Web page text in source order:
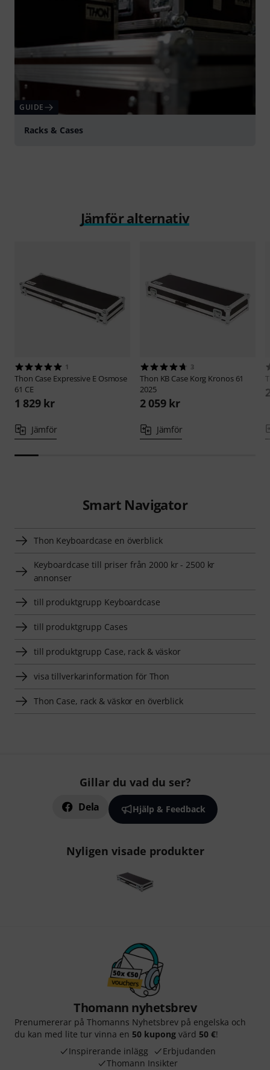
GUIDE
Racks & Cases
Jämför alternativ
1
Thon Case Expressive E Osmose
61 CE
1 829 kr
Jämför
3
Thon KB Case Korg Kronos 61
2025
2 059 kr
Jämför
Smart Navigator
Thon Keyboardcase en överblick
Keyboardcase till priser från 2000 kr - 2500 kr
annonser
till produktgrupp Keyboardcase
till produktgrupp Cases
till produktgrupp Case, rack & väskor
visa tillverkarinformation för Thon
Thon Case, rack & väskor en överblick
Gillar du vad du ser?
Dela Hjälp & Feedback
Nyligen visade produkter
Thomann nyhetsbrev
Prenumererar på Thomanns Nyhetsbrev på engelska och
du kan med lite tur vinna en 50 kupong värd 50 €!
Inspirerande inlägg
Erbjudanden
Thomann Insikter